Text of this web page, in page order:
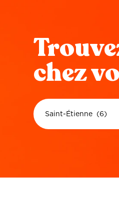
chez
Saint-Étienne (6)